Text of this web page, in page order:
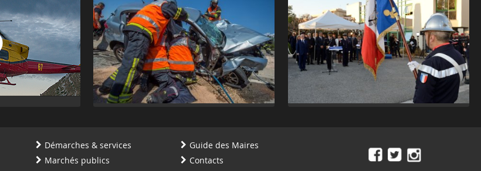
Démarches & services
Marchés publics
Guide des Maires
Contacts